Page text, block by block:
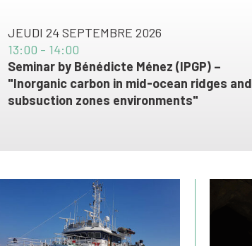
JEUDI 24 SEPTEMBRE 2026
13:00 - 14:00
Seminar by Bénédicte Ménez (IPGP) –
"Inorganic carbon in mid-ocean ridges and
subsuction zones environments"